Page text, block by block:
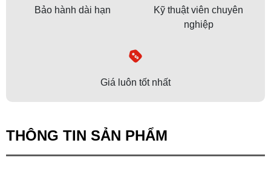
Bảo hành dài hạn
Kỹ thuật viên chuyên
nghiệp
Giá luôn tốt nhất
THÔNG TIN SẢN PHẨM